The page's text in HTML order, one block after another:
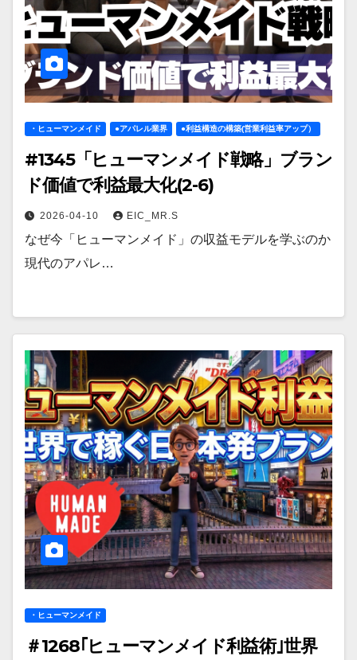
・ヒューマンメイド ●アパレル業界 ●利益構造の構築(営業利益率アップ）
#1345「ヒューマンメイド戦略」ブラン
ド価値で利益最大化(2-6)
2026-04-10 EIC_MR.S
なぜ今「ヒューマンメイド」の収益モデルを学ぶのか
現代のアパレ…
・ヒューマンメイド
＃1268｢ヒューマンメイド利益術｣世界